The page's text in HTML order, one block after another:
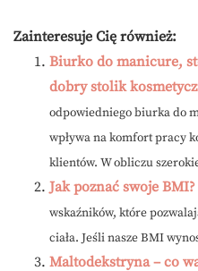
Zainteresuje Cię również:
Biurko do manicure,
dobry stolik
odpowiedniego biurka do
wpływa na komfort pracy
klientów. W obliczu
Jak poznać swoje BMI?
wskaźników, które
ciała. Jeśli nasze BMI
Maltodekstryna – co